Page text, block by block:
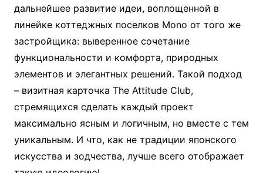
дальнейшее развитие идеи, воплощенной в
линейке коттеджных поселков Mono от того же
застройщика: выверенное сочетание
функциональности и комфорта, природных
элементов и элегантных решений. Такой подход
– визитная карточка The Attitude Club,
стремящихся сделать каждый проект
максимально ясным и логичным, но вместе с тем
уникальным. И что, как не традиции японского
искусства и зодчества, лучше всего отображает